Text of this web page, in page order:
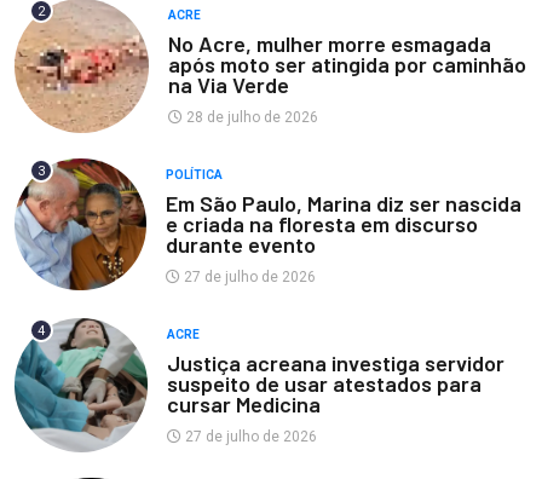
2 ACRE
No Acre, mulher morre esmagada
após moto ser atingida por caminhão
na Via Verde
28 de julho de 2026
3 POLÍTICA
Em São Paulo, Marina diz ser nascida
e criada na floresta em discurso
durante evento
27 de julho de 2026
4 ACRE
Justiça acreana investiga servidor
suspeito de usar atestados para
cursar Medicina
27 de julho de 2026